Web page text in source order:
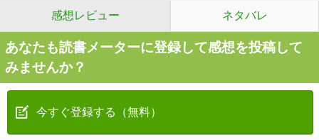
感想レビュー ネタバレ
あなたも読書メーターに登録して感想を投稿して
みませんか？
今すぐ登録する（無料）